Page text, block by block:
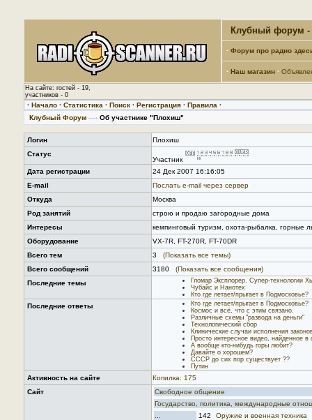
Клубный форум -
· Форум про радио
· Наш магазин ·
На сайте: гостей - 19,
участников - 0
· Начало · Статистика · Поиск · Регистрация · Правила ·
Клубный Форум —› Об участнике "Плохиш"
Логин
Плохиш
Статус
Участник
Дата регистрации
24 Дек 2007 16:16:05
E-mail
Послать е-mail через сервер
Откуда
Москва
Род занятий
строю и продаю загородные дома
Интересы
кемпинговый туризм, охота-рыбалка, горные
Оборудование
VX-7R, FT-270R, FT-70DR
Всего тем
3
(Показать все темы)
Всего сообщений
3180
(Показать все сообщения)
Последние темы
Гломар Эксплорер. Супер-технологии
Чубайс и Нанотех
Кто где летает/прыгает в Подмосковье?
Последние ответы
Кто где летает/прыгает в Подмосковье?
Космос и всё, что с этим связано.
Различные схемы "развода на деньги"
Технологический сбор
Клинические случаи исполнения
Просто интересное видео, найденное в
А вообще кто-нибудь горы любит?
Давайте о хорошем?
СССР до сих пор существует ??
Путин
Активность на сайте
Копилка: 175
Сайт
Свободное общение
Государство, политика, международные
142
Оружие и военная техника